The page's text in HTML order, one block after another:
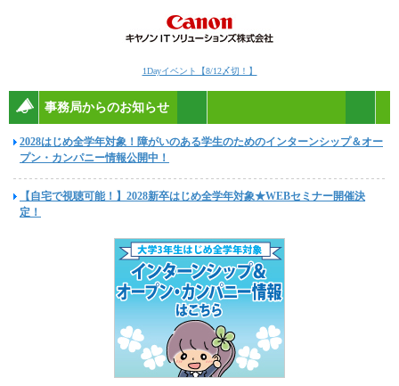
1Dayイベント【8/12〆切！】
事務局からのお知らせ
2028はじめ全学年対象！障がいのある学生のためのインターンシップ＆オー
プン・カンパニー情報公開中！
【自宅で視聴可能！】2028新卒はじめ全学年対象★WEBセミナー開催決
定！